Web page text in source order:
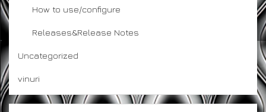
How to use/configure
Releases&Release Notes
Uncategorized
vinuri